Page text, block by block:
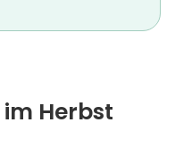
Herbst